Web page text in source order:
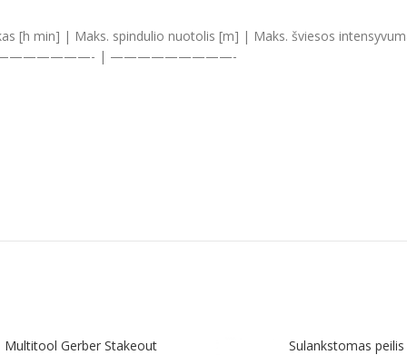
[h min] | Maks. spindulio nuotolis [m] | Maks. šviesos
| —————————-
Multitool Gerber Stakeout
Sulankstomas